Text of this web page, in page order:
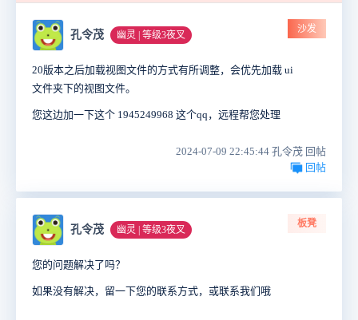
孔令茂 幽灵 | 等级3夜叉
沙发
20版本之后加载视图文件的方式有所调整，会优先加载 ui
文件夹下的视图文件。
您这边加一下这个 1945249968 这个qq，远程帮您处理
2024-07-09 22:45:44 孔令茂 回帖
回帖
孔令茂 幽灵 | 等级3夜叉
板凳
您的问题解决了吗？
如果没有解决，留一下您的联系方式，或联系我们哦